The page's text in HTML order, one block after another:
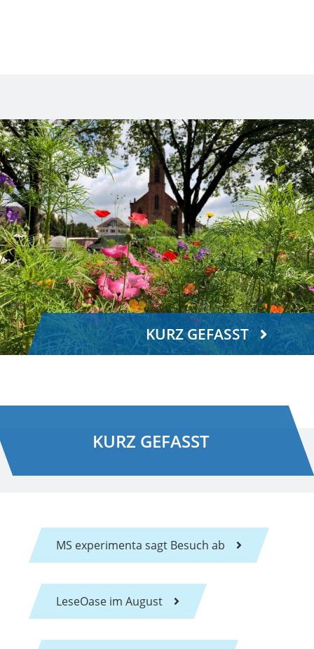
KURZ GEFASST
KURZ GEFASST
MS experimenta sagt Besuch ab
LeseOase im August